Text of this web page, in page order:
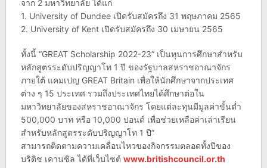
จาก 2 มหาวิทยาลัย ได้แก่
1. University of Dundee เปิดรับสมัครถึง 31 พฤษภาคม 2565
2. University of Kent เปิดรับสมัครถึง 30 เมษายน 2565
ทั้งนี้ “GREAT Scholarship 2022-23” เป็นทุนการศึกษาสำหรับ
หลักสูตรระดับปริญญาโท 1 ปี ของรัฐบาลสหราชอาณาจักร
ภายใต้ แคมเปญ GREAT Britain เพื่อให้นักศึกษาจากประเทศ
ต่าง ๆ 15 ประเทศ รวมถึงประเทศไทยได้ศึกษาต่อใน
มหาวิทยาลัยของสหราชอาณาจักร โดยแต่ละทุนมีมูลค่าขั้นต่ำ
500,000 บาท หรือ 10,000 ปอนด์ เพื่อช่วยเหลือค่าเล่าเรียน
สำหรับหลักสูตรระดับปริญญาโท 1 ปี”
สามารถติดตามความเคลื่อนไหวของกิจกรรมตลอดทั้งปีของ
บริติช เคานซิล ได้ที่เว็บไซต์ www.britishcouncil.or.th